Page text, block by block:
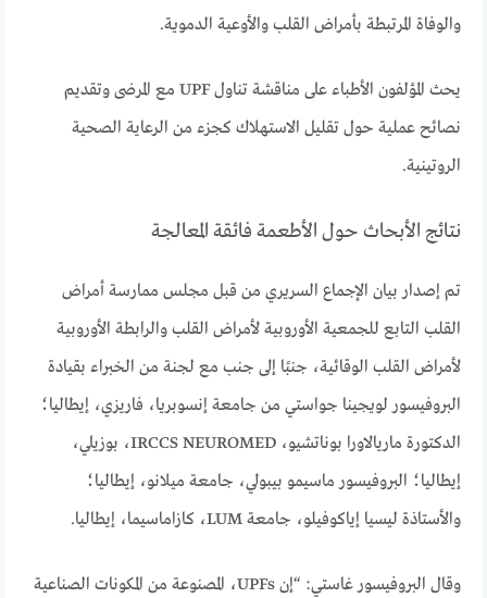
والوفاة المرتبطة بأمراض القلب والأوعية الدموية.
يحث المؤلفون الأطباء على مناقشة تناول UPF مع المرضى وتقديم
نصائح عملية حول تقليل الاستهلاك كجزء من الرعاية الصحية
الروتينية.
نتائج الأبحاث حول الأطعمة فائقة المعالجة
تم إصدار بيان الإجماع السريري من قبل مجلس ممارسة أمراض
القلب التابع للجمعية الأوروبية لأمراض القلب والرابطة الأوروبية
لأمراض القلب الوقائية، جنبًا إلى جنب مع لجنة من الخبراء بقيادة
البروفيسور لويجينا جواستي من جامعة إنسوبريا، فاريزي، إيطاليا؛
الدكتورة ماريالاورا بوناتشيو، IRCCS NEUROMED، بوزيلي،
إيطاليا؛ البروفيسور ماسيمو بيبولي، جامعة ميلانو، إيطاليا؛
والأستاذة ليسيا إياكوفيلو، جامعة LUM، كازاماسيما، إيطاليا.
وقال البروفيسور غاستي: “إن UPFs، المصنوعة من المكونات الصناعية